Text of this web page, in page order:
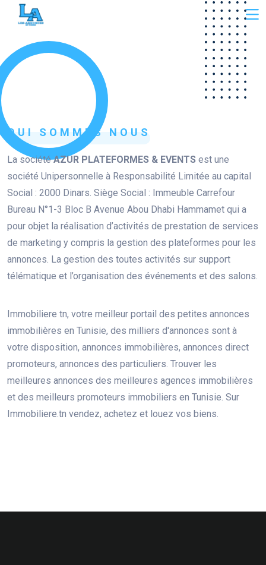
QUI SOMMES NOUS
La sociétéAZUR PLATEFORMES & EVENTS est une
société Unipersonnelle à Responsabilité Limitée au capital
Social : 2000 Dinars. Siège Social : Immeuble Carrefour
Bureau N°1-3 Bloc B Avenue Abou Dhabi Hammamet qui a
pour objet la réalisation d’activités de prestation de services
de marketing y compris la gestion des plateformes pour les
annonces. La gestion des toutes activités sur support
télématique et l’organisation des événements et des salons.
Immobiliere tn, votre meilleur portail des petites annonces
immobilières en Tunisie, des milliers d'annonces sont à
votre disposition, annonces immobilières, annonces direct
promoteurs, annonces des particuliers. Trouver les
meilleures annonces des meilleures agences immobilières
et des meilleurs promoteurs immobiliers en Tunisie. Sur
Immobiliere.tn vendez, achetez et louez vos biens.